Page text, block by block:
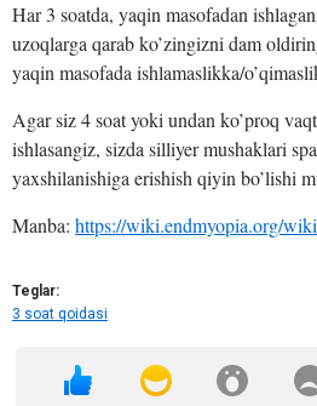
Har 3 soatda, yaqin masofadan
uzoqlarga qarab ko’zingizni dam
yaqin masofada ishlamaslikka/
Agar siz 4 soat yoki undan ko’proq
ishlasangiz, sizda silliyer mushaklari
yaxshilanishiga erishish qiyin bo’lishi
Manba: https://wiki.endmyopia.org/
Teglar:
3 soat qoidasi